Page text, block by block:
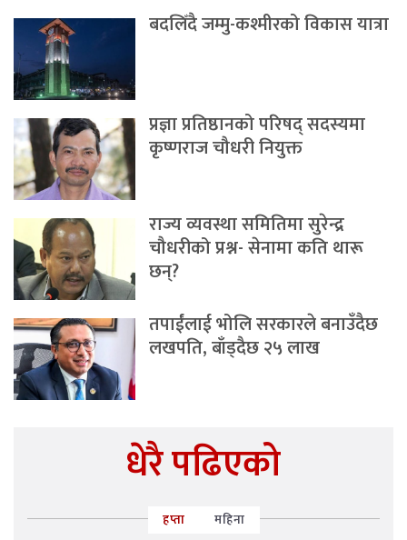
बदलिँदै जम्मु-कश्मीरको विकास यात्रा
प्रज्ञा प्रतिष्ठानको परिषद् सदस्यमा
कृष्णराज चौधरी नियुक्त
राज्य व्यवस्था समितिमा सुरेन्द्र
चौधरीको प्रश्न- सेनामा कति थारू
छन्?
तपाईंलाई भोलि सरकारले बनाउँदैछ
लखपति, बाँड्दैछ २५ लाख
धेरै पढिएको
हप्ता महिना